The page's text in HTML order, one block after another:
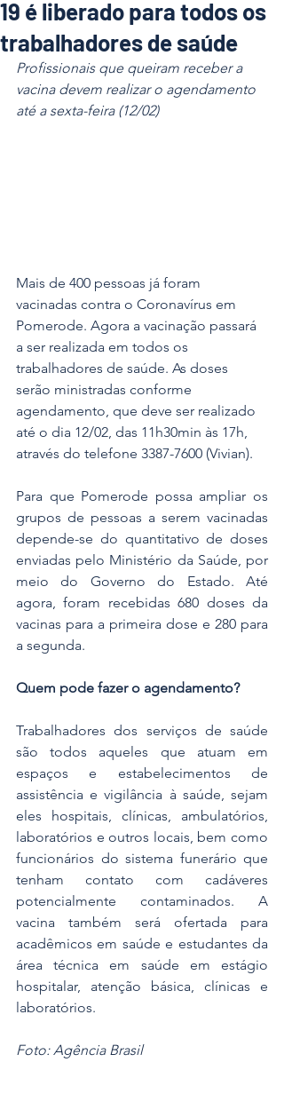
19 é liberado para todos os
trabalhadores de saúde
Profissionais que queiram receber a
vacina devem realizar o agendamento
até a sexta-feira (12/02)
Mais de 400 pessoas já foram
vacinadas contra o Coronavírus em
Pomerode. Agora a vacinação passará
a ser realizada em todos os
trabalhadores de saúde. As doses
serão ministradas conforme
agendamento, que deve ser realizado
até o dia 12/02, das 11h30min às 17h,
através do telefone 3387-7600 (Vivian).
Para que Pomerode possa ampliar os
grupos de pessoas a serem vacinadas
depende-se do quantitativo de doses
enviadas pelo Ministério da Saúde, por
meio do Governo do Estado. Até
agora, foram recebidas 680 doses da
vacinas para a primeira dose e 280 para
a segunda.
Quem pode fazer o agendamento?
Trabalhadores dos serviços de saúde
são todos aqueles que atuam em
espaços e estabelecimentos de
assistência e vigilância à saúde, sejam
eles hospitais, clínicas, ambulatórios,
laboratórios e outros locais, bem como
funcionários do sistema funerário que
tenham contato com cadáveres
potencialmente contaminados. A
vacina também será ofertada para
acadêmicos em saúde e estudantes da
área técnica em saúde em estágio
hospitalar, atenção básica, clínicas e
laboratórios.
Foto: Agência Brasil